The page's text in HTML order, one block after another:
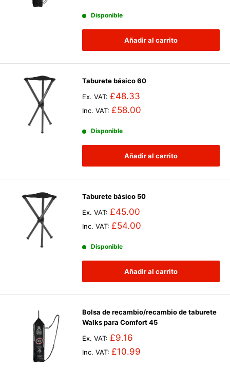
Disponible
Añadir al carrito
Taburete básico 60
Ex. VAT: £48.33
Inc. VAT: £58.00
Disponible
Añadir al carrito
Taburete básico 50
Ex. VAT: £45.00
Inc. VAT: £54.00
Disponible
Añadir al carrito
Bolsa de recambio/recambio de taburete
Walks para Comfort 45
Ex. VAT: £9.16
Inc. VAT: £10.99